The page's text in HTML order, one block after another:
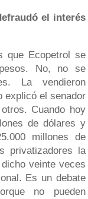
el interés
que Ecopetrol se
No, no se
La vendieron
explicó el senador
Cuando hoy
de dólares y
millones de
privatizadores la
veinte veces
Es un debate
no pueden